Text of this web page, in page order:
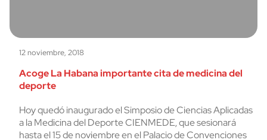
12 noviembre, 2018
Acoge La Habana importante cita de medicina del
deporte
Hoy quedó inaugurado el Simposio de Ciencias Aplicadas
a la Medicina del Deporte CIENMEDE, que sesionará
hasta el 15 de noviembre en el Palacio de Convenciones